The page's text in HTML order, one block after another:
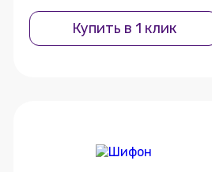
Купить в 1 клик